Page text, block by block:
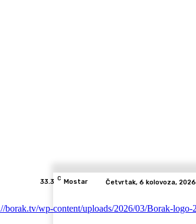
33.3 C Mostar Četvrtak, 6 kolovoza, 2026